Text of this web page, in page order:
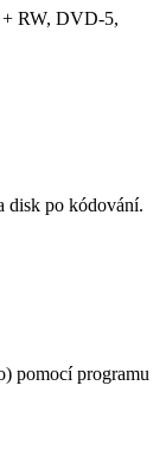
RW, DVD-5,
disk po kódování.
pomocí programu